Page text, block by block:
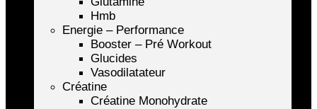
Hmb
Energie – Performance
Booster – Pré Workout
Glucides
Vasodilatateur
Créatine
Créatine Monohydrate